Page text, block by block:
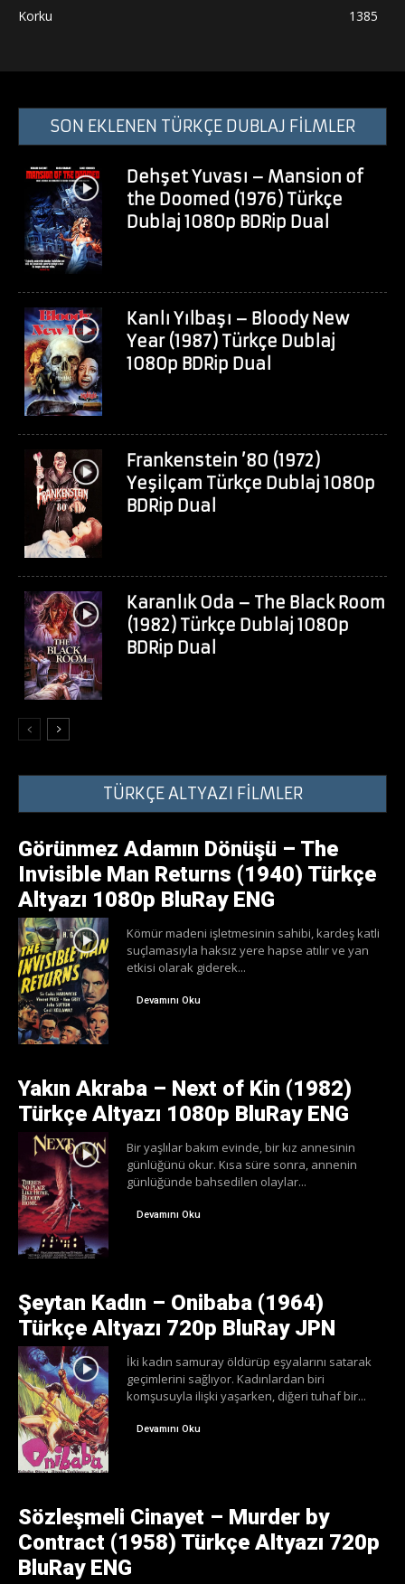
Korku 1385
SON EKLENEN TÜRKÇE DUBLAJ FİLMLER
Dehşet Yuvası – Mansion of
the Doomed (1976) Türkçe
Dublaj 1080p BDRip Dual
Kanlı Yılbaşı – Bloody New
Year (1987) Türkçe Dublaj
1080p BDRip Dual
Frankenstein ’80 (1972)
Yeşilçam Türkçe Dublaj 1080p
BDRip Dual
Karanlık Oda – The Black Room
(1982) Türkçe Dublaj 1080p
BDRip Dual
TÜRKÇE ALTYAZI FİLMLER
Görünmez Adamın Dönüşü – The
Invisible Man Returns (1940) Türkçe
Altyazı 1080p BluRay ENG
Kömür madeni işletmesinin sahibi, kardeş katli
suçlamasıyla haksız yere hapse atılır ve yan
etkisi olarak giderek...
Devamını Oku
Yakın Akraba – Next of Kin (1982)
Türkçe Altyazı 1080p BluRay ENG
Bir yaşlılar bakım evinde, bir kız annesinin
günlüğünü okur. Kısa süre sonra, annenin
günlüğünde bahsedilen olaylar...
Devamını Oku
Şeytan Kadın – Onibaba (1964)
Türkçe Altyazı 720p BluRay JPN
İki kadın samuray öldürüp eşyalarını satarak
geçimlerini sağlıyor. Kadınlardan biri
komşusuyla ilişki yaşarken, diğeri tuhaf bir...
Devamını Oku
Sözleşmeli Cinayet – Murder by
Contract (1958) Türkçe Altyazı 720p
BluRay ENG